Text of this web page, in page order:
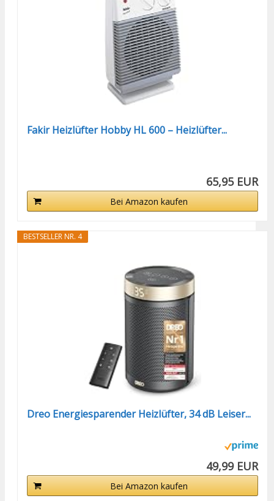
Fakir Heizlüfter Hobby HL 600 – Heizlüfter...
65,95 EUR
Bei Amazon kaufen
BESTSELLER NR. 4
Dreo Energiesparender Heizlüfter, 34 dB Leiser...
49,99 EUR
Bei Amazon kaufen